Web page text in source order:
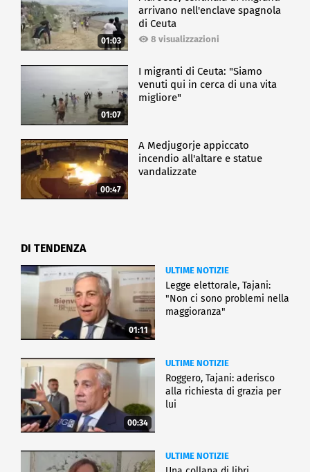
01:03
arrivano nell'enclave spagnola
di Ceuta
8 visualizzazioni
01:07
I migranti di Ceuta: "Siamo
venuti qui in cerca di una vita
migliore"
00:47
A Medjugorje appiccato
incendio all'altare e statue
vandalizzate
DI TENDENZA
01:11
ULTIME NOTIZIE
Legge elettorale, Tajani:
"Non ci sono problemi nella
maggioranza"
00:34
ULTIME NOTIZIE
Roggero, Tajani: aderisco
alla richiesta di grazia per
lui
ULTIME NOTIZIE